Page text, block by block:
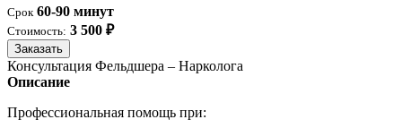
Срок 60-90 минут
Стоимость: 3 500 ₽
Заказать
Консультация Фельдшера – Нарколога
Описание
Профессиональная помощь при: